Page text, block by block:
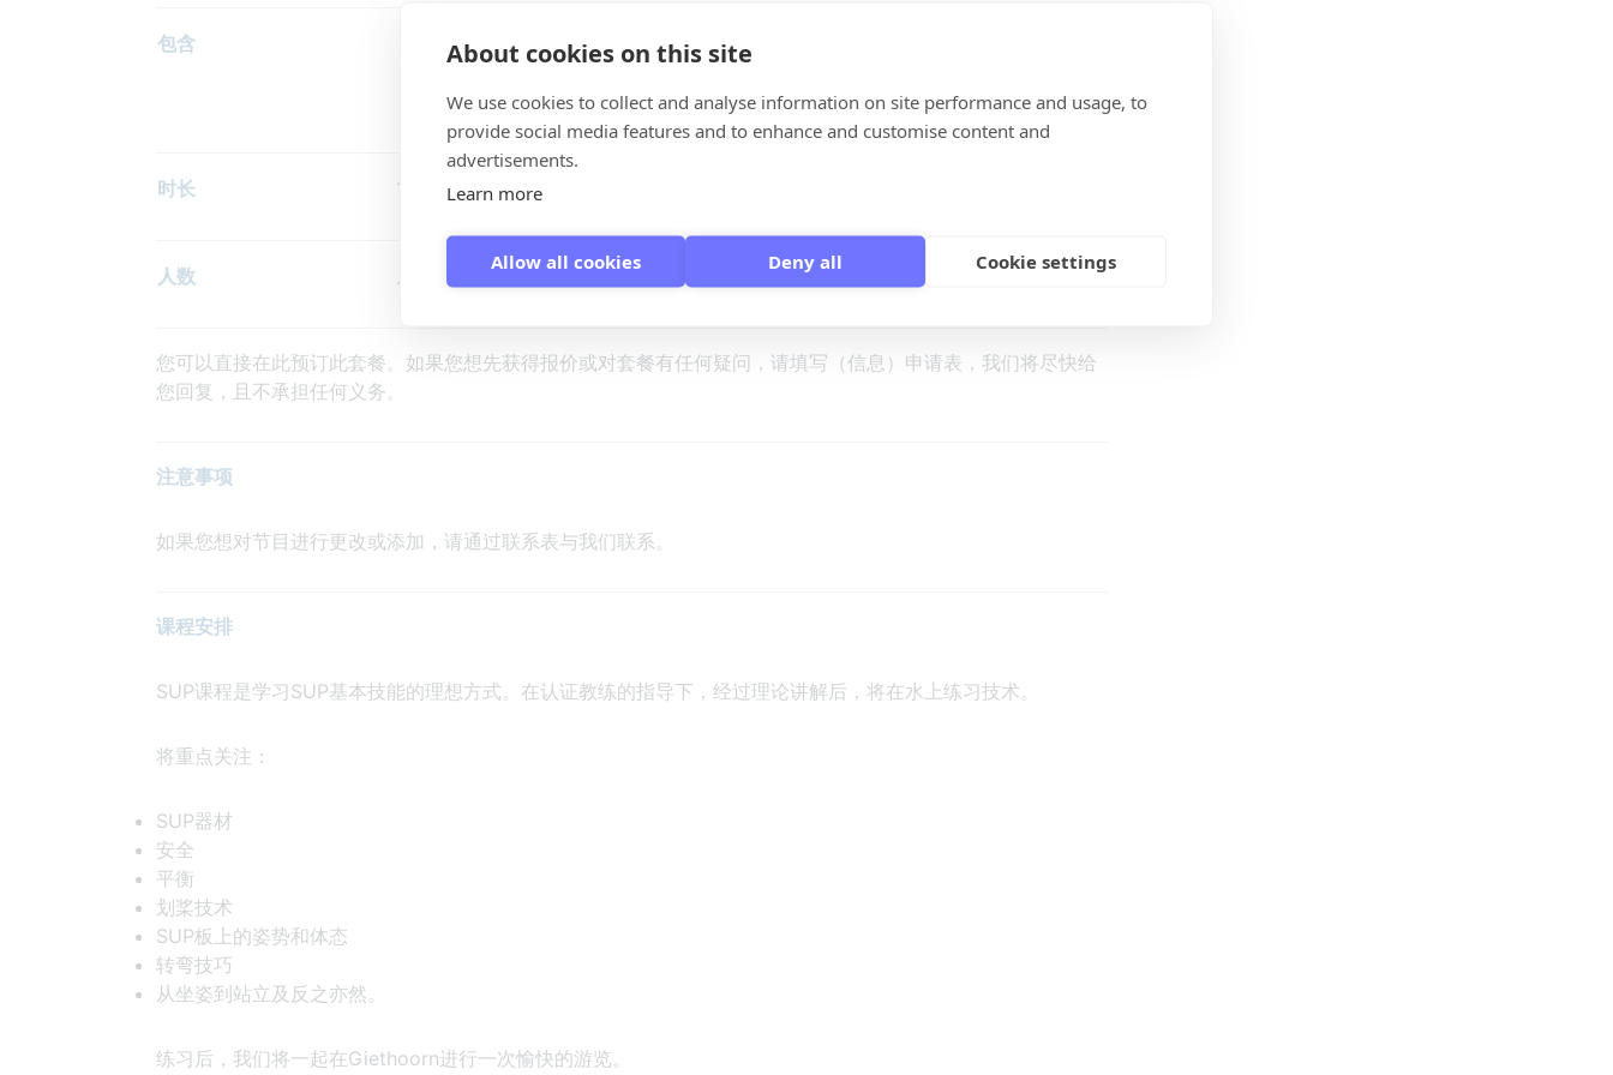
包含
SUP基础知识
结束后可淋浴
时长 1.5 小时
人数 从8到15人
您可以直接在此预订此套餐。如果您想先获得报价或对套餐有任何疑问，请填写（信息）申请表，我们将尽快给
您回复，且不承担任何义务。
注意事项
如果您想对节目进行更改或添加，请通过联系表与我们联系。
课程安排
SUP课程是学习SUP基本技能的理想方式。在认证教练的指导下，经过理论讲解后，将在水上练习技术。
将重点关注：
SUP器材
安全
平衡
划桨技术
SUP板上的姿势和体态
转弯技巧
从坐姿到站立及反之亦然。
练习后，我们将一起在Giethoorn进行一次愉快的游览。
About cookies on this site
We use cookies to collect and analyse information on site performance and usage, to
provide social media features and to enhance and customise content and
advertisements.
Learn more
Allow all cookies Deny all Cookie settings